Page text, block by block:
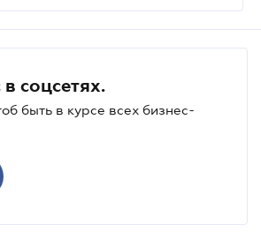
соцсетях.
быть в курсе всех бизнес-